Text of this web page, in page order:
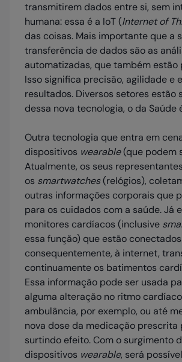
transmitirem dados entre si, sem
humana: essa é a IoT (Internet of
das coisas. Mais importante que a
transferência de dados são as
automatizadas, que também estão
Isso significa precisão, agilidade e
resultados. Diversos setores estão
dessa nova tecnologia, o da Saúde
Outra tecnologia que entra em
dispositivos wearable(que podem
Atualmente, os seus
os smartwatches(relógios),
outras informações corporais que
para os cuidados com a saúde. Já
monitores cardíacos (inclusive
essa função) que estão
consequentemente, à internet,
continuamente os batimentos
Essa informação pode ser usada
alguma alteração no ritmo
ambulância, por exemplo, ou até
nova dose da medicação prescrita
surtindo efeito. Com o surgimento
dispositivos wearable, será